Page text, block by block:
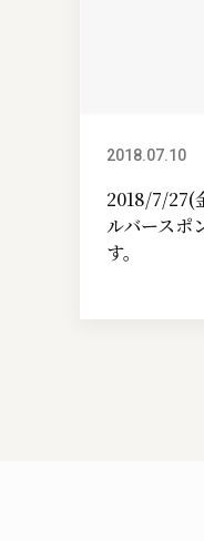
2018.07.10
2018/7/27(
ルバースポ
す。